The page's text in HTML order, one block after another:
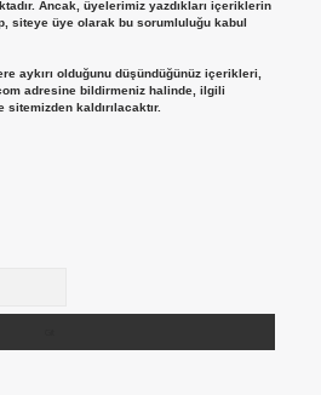
Ancak, üyelerimiz yazdıkları içeriklerin
siteye üye olarak bu sorumluluğu kabul
aykırı olduğunu düşündüğünüz içerikleri,
adresine bildirmeniz halinde, ilgili
kaldırılacaktır.